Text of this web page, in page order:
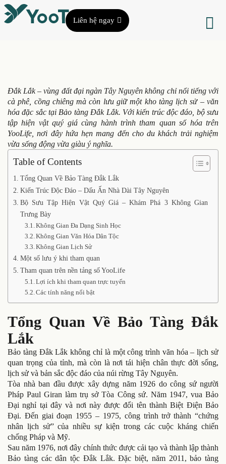
Liên hệ ngay
Đắk Lắk – vùng đất đại ngàn Tây Nguyên không chỉ nổi tiếng với
cà phê, cồng chiêng mà còn lưu giữ một kho tàng lịch sử – văn
hóa đặc sắc tại Bảo tàng Đắk Lắk. Với kiến trúc độc đáo, bộ sưu
tập hiện vật quý giá cùng hành trình tham quan số hóa trên
YooLife, nơi đây hứa hẹn mang đến cho du khách trải nghiệm
vừa sống động vừa giàu ý nghĩa.
Table of Contents
Tổng Quan Về Bảo Tàng Đắk Lắk
Kiến Trúc Độc Đáo – Dấu Ấn Nhà Dài Tây Nguyên
Bộ Sưu Tập Hiện Vật Quý Giá – Khám Phá 3 Không Gian
Trưng Bày
Không Gian Đa Dạng Sinh Học
Không Gian Văn Hóa Dân Tộc
Không Gian Lịch Sử
Một số lưu ý khi tham quan
Tham quan trên nền tảng số YooLife
Lợi ích khi tham quan trực tuyến
Các tính năng nổi bật
Tổng Quan Về Bảo Tàng Đắk
Lắk
Bảo tàng Đắk Lắk không chỉ là một công trình văn hóa – lịch sử
quan trọng của tỉnh, mà còn là nơi tái hiện chân thực đời sống,
lịch sử và bản sắc độc đáo của núi rừng Tây Nguyên.
Tòa nhà ban đầu được xây dựng năm 1926 do công sứ người
Pháp Paul Giran làm trụ sở Tòa Công sứ. Năm 1947, vua Bảo
Đại nghỉ tại đây và nơi này được đổi tên thành Biệt Điện Bảo
Đại. Đến giai đoạn 1955 – 1975, công trình trở thành “chứng
nhân lịch sử” của nhiều sự kiện trong các cuộc kháng chiến
chống Pháp và Mỹ.
Sau năm 1976, nơi đây chính thức được cải tạo và thành lập thành
Bảo tàng các dân tộc Đắk Lắk. Đặc biệt, năm 2011, bảo tàng